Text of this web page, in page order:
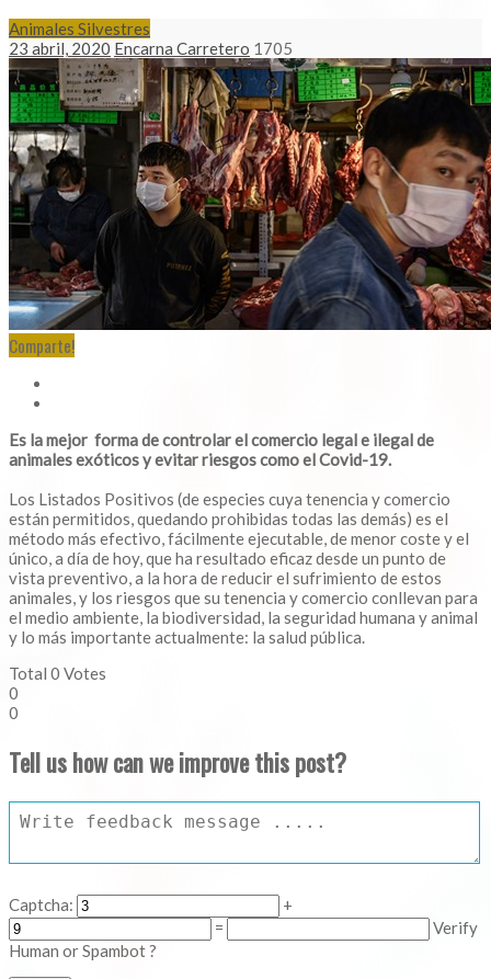
Animales Silvestres
23 abril, 2020 Encarna Carretero 1705
Comparte!
Es la mejor forma de controlar el comercio legal e ilegal de
animales exóticos y evitar riesgos como el Covid-19.
Los Listados Positivos (de especies cuya tenencia y comercio
están permitidos, quedando prohibidas todas las demás) es el
método más efectivo, fácilmente ejecutable, de menor coste y el
único, a día de hoy, que ha resultado eficaz desde un punto de
vista preventivo, a la hora de reducir el sufrimiento de estos
animales, y los riesgos que su tenencia y comercio conllevan para
el medio ambiente, la biodiversidad, la seguridad humana y animal
y lo más importante actualmente: la salud pública.
Total 0 Votes
0
0
Tell us how can we improve this post?
Captcha:
+
=
Verify
Human or Spambot ?